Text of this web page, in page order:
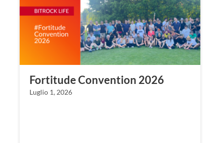
Fortitude Convention 2026
Luglio 1, 2026